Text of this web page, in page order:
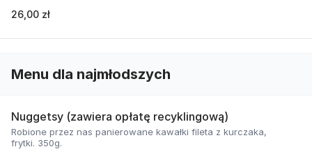
26,00 zł
Menu dla najmłodszych
Nuggetsy (zawiera opłatę recyklingową)
Robione przez nas panierowane kawałki fileta z kurczaka,
frytki. 350g.